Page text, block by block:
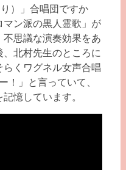
）」合唱団ですか
マン派の黒人霊歌」が
思議な演奏効果をあ
北村先生のところに
くワグネル女声合唱
！」と言っていて、
憶しています。